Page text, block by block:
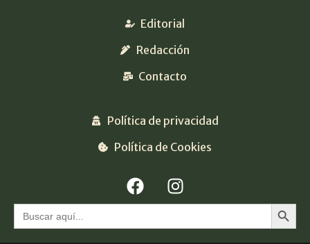
Editorial
Redacción
Contacto
Política de privacidad
Política de Cookies
Buscar: Botón